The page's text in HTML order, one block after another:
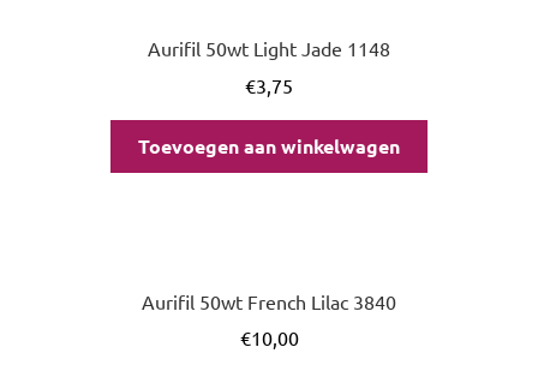
Aurifil 50wt Light Jade 1148
€3,75
Toevoegen aan winkelwagen
Aurifil 50wt French Lilac 3840
€10,00